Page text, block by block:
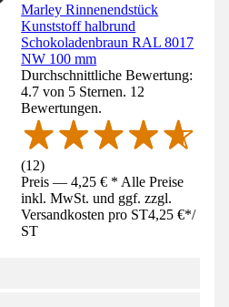
Marley Rinnenendstück
Kunststoff halbrund
Schokoladenbraun RAL 8017
NW 100 mm
Durchschnittliche Bewertung:
4.7 von 5 Sternen. 12
Bewertungen.
(12)
Preis — 4,25 € * Alle Preise
inkl. MwSt. und ggf. zzgl.
Versandkosten pro ST4,25 €*/
ST